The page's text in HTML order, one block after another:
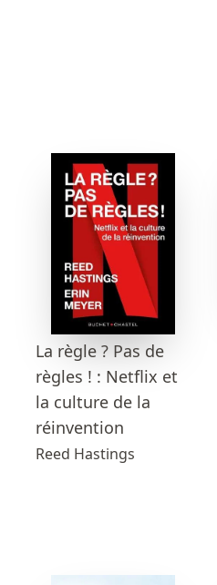
La règle ? Pas de
règles ! : Netflix et
la culture de la
réinvention
Reed Hastings